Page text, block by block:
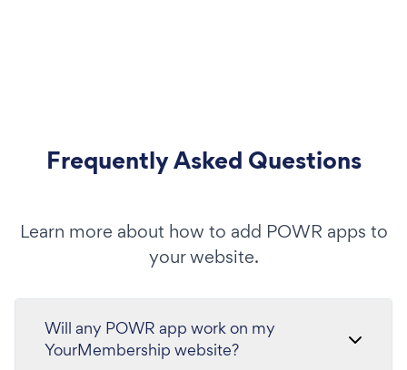
Frequently Asked Questions
Learn more about how to add POWR apps to
your website.
Will any POWR app work on my
YourMembership website?